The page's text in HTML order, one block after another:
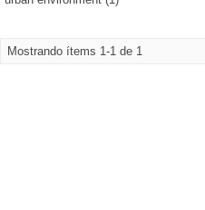
Mostrando ítems 1-1 de 1